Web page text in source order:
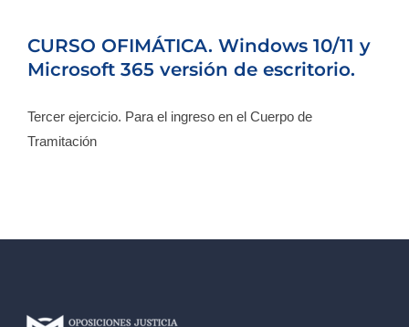
Blog
Contacto
CURSO OFIMÁTICA. Windows 10/11 y
Microsoft 365 versión de escritorio.
Tercer ejercicio. Para el ingreso en el Cuerpo de
Tramitación